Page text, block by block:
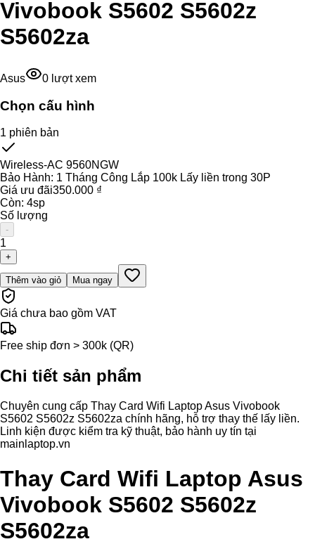
Vivobook S5602 S5602z
S5602za
Asus 0 lượt xem
Chọn cấu hình
1 phiên bản
Wireless-AC 9560NGW
Bảo Hành: 1 Tháng Công Lắp 100k Lấy liền trong 30P
Giá ưu đãi350.000 ₫
Còn: 4sp
Số lượng
-
1
+
Thêm vào giỏ Mua ngay
Giá chưa bao gồm VAT
Free ship đơn > 300k (QR)
Chi tiết sản phẩm
Chuyên cung cấp Thay Card Wifi Laptop Asus Vivobook
S5602 S5602z S5602za chính hãng, hỗ trợ thay thế lấy liền.
Linh kiện được kiểm tra kỹ thuật, bảo hành uy tín tại
mainlaptop.vn
Thay Card Wifi Laptop Asus
Vivobook S5602 S5602z
S5602za